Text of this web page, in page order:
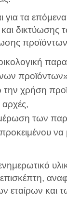
τα
δικτύωσης
χρήση
των
να
εταίρων